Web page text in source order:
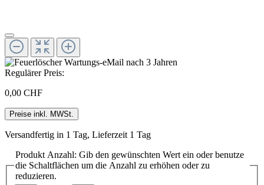
Regulärer Preis:
0,00 CHF
Preise inkl. MWSt.
Versandfertig in 1 Tag, Lieferzeit 1 Tag
Produkt Anzahl: Gib den gewünschten Wert ein oder benutze
die Schaltflächen um die Anzahl zu erhöhen oder zu
reduzieren.